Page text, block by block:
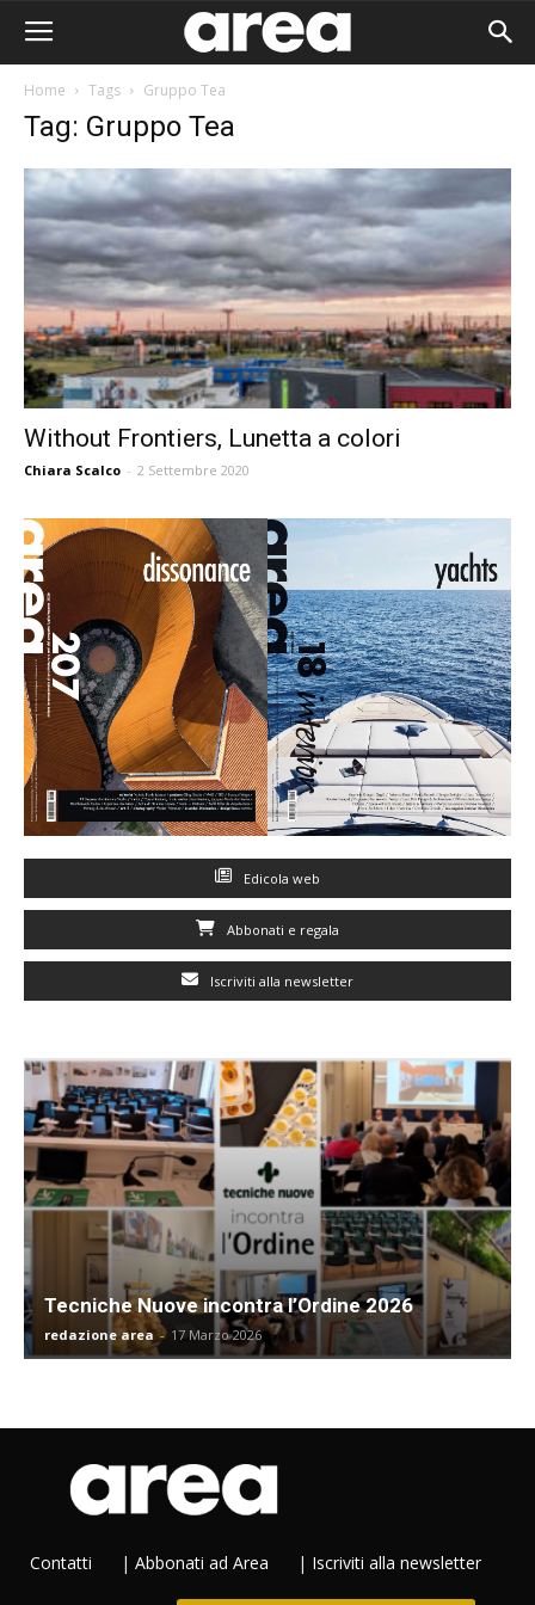
Home Tags Gruppo Tea
Tag: Gruppo Tea
Without Frontiers, Lunetta a colori
Chiara Scalco - 2 Settembre 2020
Edicola web
Abbonati e regala
Iscriviti alla newsletter
Tecniche Nuove incontra l’Ordine 2026
redazione area - 17 Marzo 2026
Contatti | Abbonati ad Area | Iscriviti alla newsletter